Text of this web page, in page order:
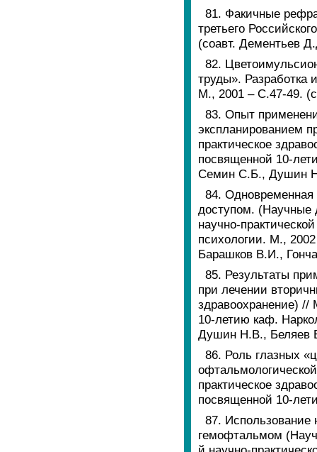
81. Факичные
третьего
(соавт. Дементьев
82.
труды». Разработка
М., 2001 – С.47-49.
83. Опыт
экспланированием
практическое
посвященной 10-
Семин С.Б., Душин
84. Одновременная
доступом. (Научные
научно-
психологии. М.,
Барашков В.И.,
85. Результаты
при лечении
здравоохранение) //
10-летию каф.
Душин Н.В., Беляев
86. Роль глазных
практическое
посвященной 10-
87. Использование
гемофтальмом